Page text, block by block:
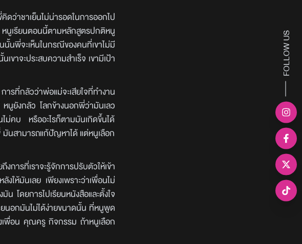
ดว่าชาเย็นไม่น่ารอดในการออกไป
หนูเรียนตอนนี้ตามหลักสูตรปกติหนู
นพี่จะเห็นในกรณีของคนที่เขาไม่มี
ขาจะประสบความสำเร็จ เขามีเป้า
ที่กลัวว่าพ่อแม่จะเสียใจที่ทำงาน
นูยังกลัว โลกข้างนอกพี่ว่ามันเลว
ไม่คบ หรืออะไรก็ตามมันเกิดขึ้นได้
มันสามารถแก้ปัญหาได้ แต่หนูเลือก
ารที่เราจะรู้จักการปรับตัวให้เข้า
ห้มันเลย เพียงเพราะว่าเพื่อนไม่
โดยการไปเรียนหนังสือและตั้งใจ
ยนอกมันไม่ได้ง่ายขนาดนั้น ที่หนูพูด
งเพื่อน คุณครู กิจกรรม ถ้าหนูเลือก
FOLLOW US